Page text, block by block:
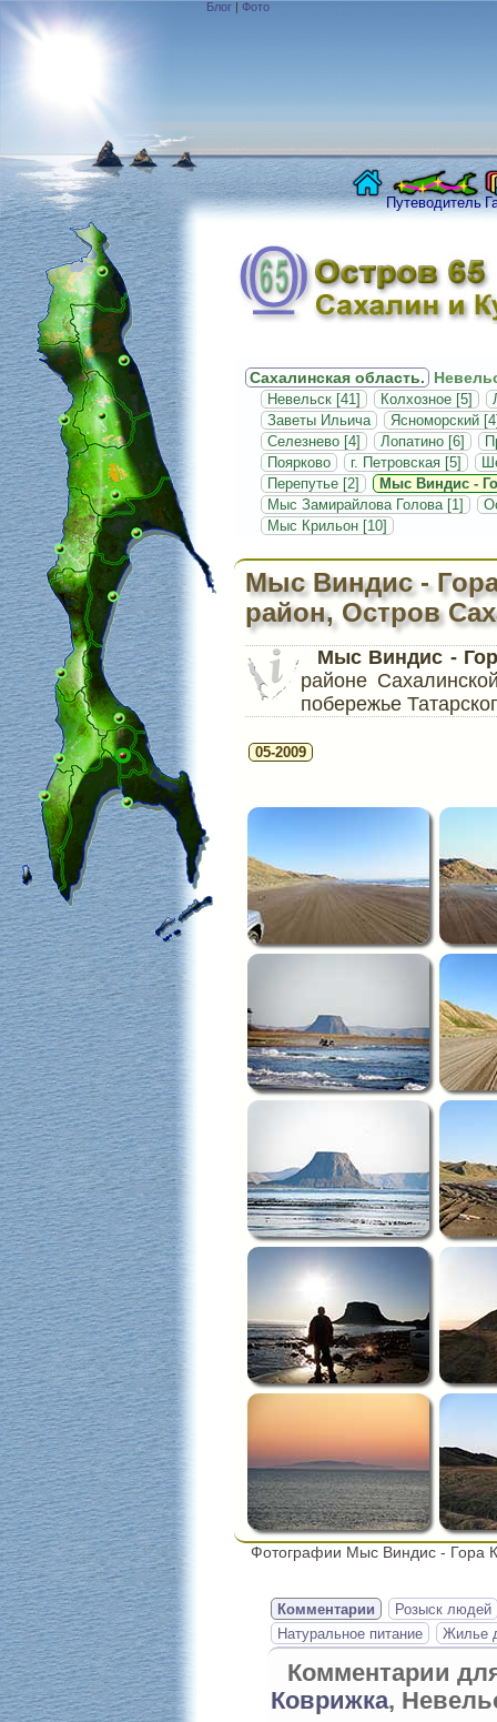
Блог | Фото
Путеводитель
Сахалинская область.
Невельск [41] Колхозное [5]
Заветы Ильича
Ясноморский
Селезнево [4]
Лопатино [6]
Поярково
г. Петровская [5]
Перепутье [2]
Мыс Виндис -
Мыс Замирайлова Голова [1]
Мыс Крильон [10]
Мыс Виндис -
район, Остров
Мыс Виндис -
районе
побережье
05-2009
Фотографии Мыс Виндис - Гора
Комментарии
Розыск людей
Натуральное питание
Жилье
Комментарии
Коврижка,